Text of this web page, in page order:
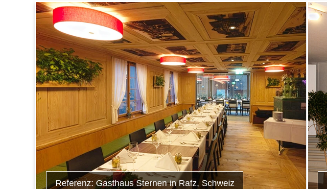
Referenz: Gasthaus Sternen in Rafz, Schweiz